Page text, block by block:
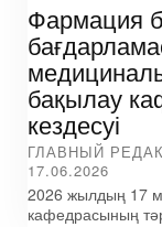
Фармация
бақылау
кездесуі
ГЛАВНЫЙ
17.06.2026
2026 жылдың 17
кафедрасының